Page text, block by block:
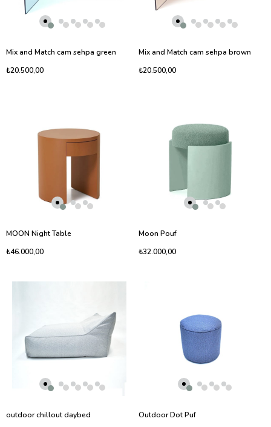
Mix and Match cam sehpa green
₺20.500,00
Mix and Match cam sehpa brown
₺20.500,00
MOON Night Table
₺46.000,00
Moon Pouf
₺32.000,00
outdoor chillout daybed
Outdoor Dot Puf